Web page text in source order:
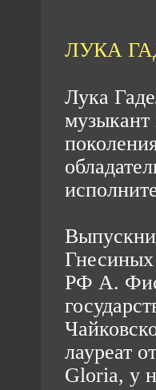
ЛУКА
Лука
музыкант
Гнесиных
РФ А.
лауреат
Gloria, у